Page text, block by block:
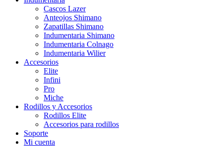
Cascos Lazer
Anteojos Shimano
Zapatillas Shimano
Indumentaria Shimano
Indumentaria Colnago
Indumentaria Wilier
Accesorios
Elite
Infini
Pro
Miche
Rodillos y Accesorios
Rodillos Elite
Accesorios para rodillos
Soporte
Mi cuenta